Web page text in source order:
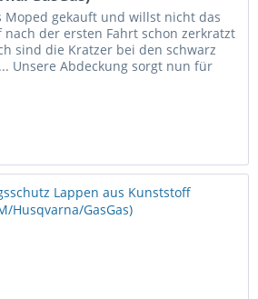
Moped gekauft und willst nicht das
der ersten Fahrt schon zerkratzt
sind die Kratzer bei den schwarz
Unsere Abdeckung sorgt nun für